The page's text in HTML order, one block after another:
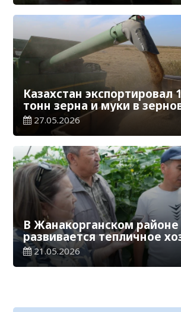
Казахстан экспортировал
тонн зерна и муки в
эквиваленте
27.05.2026
В Жанакорганском районе
развивается тепличное
21.05.2026